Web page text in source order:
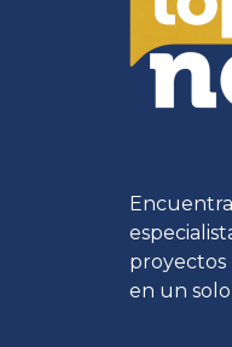
proyectos
en un solo